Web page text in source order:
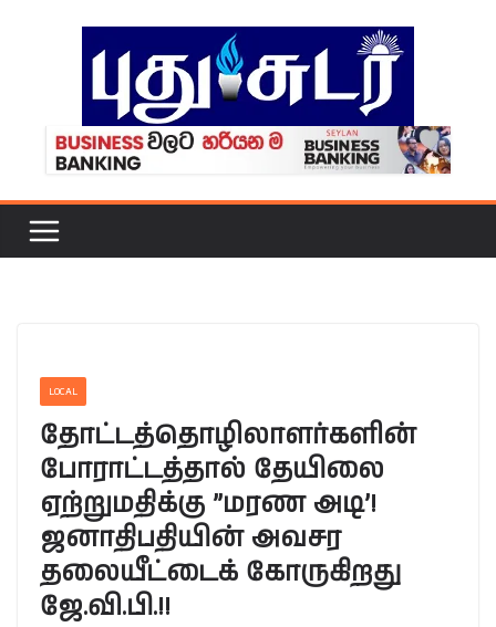
LOCAL
தோட்டத்தொழிலாளர்களின்
போராட்டத்தால் தேயிலை
ஏற்றுமதிக்கு ”மரண அடி’!
ஜனாதிபதியின் அவசர
தலையீட்டைக் கோருகிறது
ஜே.வி.பி.!!